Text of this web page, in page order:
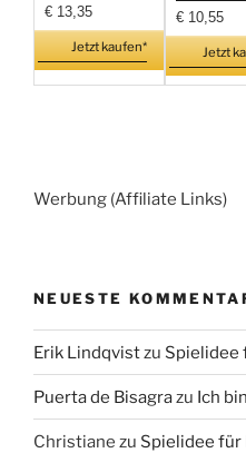
€ 13,35
Jetzt kaufen*
€ 10,55
Jetzt
Werbung (Affiliate Links)
NEUESTE
Erik Lindqvistzu Spielidee
Puerta de Bisagrazu Ich
Christiane zu Spielidee